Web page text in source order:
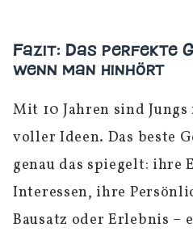
Fazit: Das perfekte
wenn man hinhört
Mit 10 Jahren sind
voller Ideen. Das beste
genau das spiegelt: ihre
Interessen, ihre
Bausatz oder Erlebnis –